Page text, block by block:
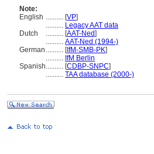
Note:
English .......... [VP]
.......... Legacy AAT data
Dutch
.......... [AAT-Ned]
.......... AAT-Ned (1994-)
German .......... [IfM-SMB-PK]
.......... IfM Berlin
Spanish.......... [CDBP-SNPC]
.......... TAA database (2000-)